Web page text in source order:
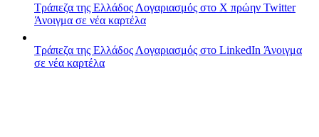
Τράπεζα της Ελλάδος Λογαριασμός στο X πρώην Twitter
Άνοιγμα σε νέα καρτέλα
Τράπεζα της Ελλάδος Λογαριασμός στο LinkedIn Άνοιγμα
σε νέα καρτέλα